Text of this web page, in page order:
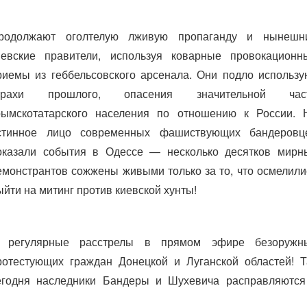
оголтелую лживую пропаганду и
правители, используя коварные
из геббельсовского арсенала. Они подло
прошлого, опасения значительной
населения по отношению к России.
лицо современных фашиствующих
события в Одессе — несколько десятков
сожжены живыми только за то, что
на митинг против киевской хунты!
расстрелы в прямом эфире
граждан Донецкой и Луганской областей!
наследники Бандеры и Шухевича